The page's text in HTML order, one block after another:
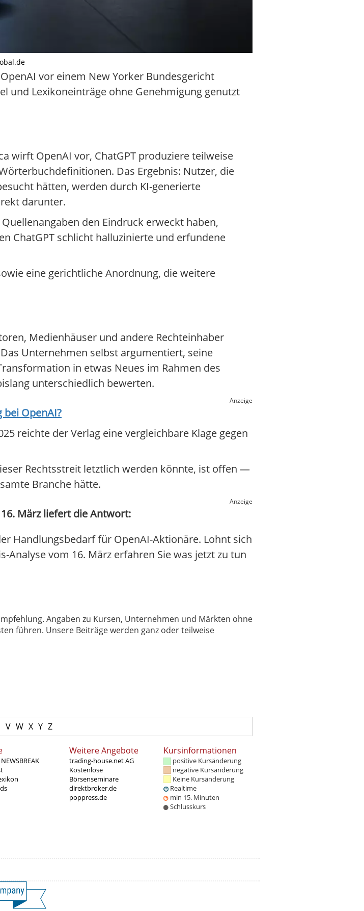
vor einem New Yorker Bundesgericht
und Lexikoneinträge ohne Genehmigung genutzt
wirft OpenAI vor, ChatGPT produziere teilweise
Das Ergebnis: Nutzer, die
hätten, werden durch KI-generierte
darunter.
den Eindruck erweckt haben,
ChatGPT schlicht halluzinierte und erfundene
eine gerichtliche Anordnung, die weitere
Medienhäuser und andere Rechteinhaber
Unternehmen selbst argumentiert, seine
in etwas Neues im Rahmen des
unterschiedlich bewerten.
Anzeige
bei OpenAI?
reichte der Verlag eine vergleichbare Klage gegen
Rechtsstreit letztlich werden könnte, ist offen —
Branche hätte.
Anzeige
März liefert die Antwort:
Handlungsbedarf für OpenAI-Aktionäre. Lohnt sich
vom 16. März erfahren Sie was jetzt zu tun
Angaben zu Kursen, Unternehmen und Märkten ohne
führen. Unsere Beiträge werden ganz oder teilweise
V W X Y Z
Weitere Angebote
trading-house.net AG
Kostenlose
Börsenseminare
direktbroker.de
poppress.de
Kursinformationen
positive Kursänderung
negative Kursänderung
Keine Kursänderung
Realtime
min 15. Minuten
Schlusskurs